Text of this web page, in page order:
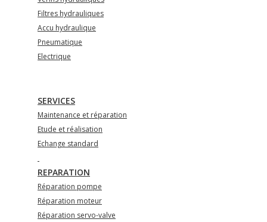
Filtres hydrauliques
Accu hydraulique
Pneumatique
Electrique
SERVICES
Maintenance et réparation
Etude et réalisation
Echange standard
REPARATION
Réparation pompe
Réparation moteur
Réparation servo-valve